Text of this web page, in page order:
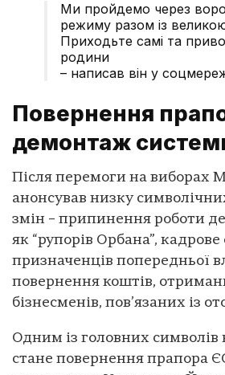
Ми пройдемо через
режиму разом із
Приходьте самі та
родини
– написав він у
Повернення
демонтаж
Після перемоги на виборах
анонсував низку
змін – припинення роботи
як “рупорів Орбана”,
призначенців попередньої
повернення коштів,
бізнесменів, пов’язаних із
Одним із головних символів
стане повернення прапора